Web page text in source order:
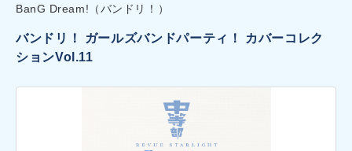
BanG Dream!（バンドリ！）
バンドリ！ ガールズバンドパーティ！ カバーコレク
ションVol.11